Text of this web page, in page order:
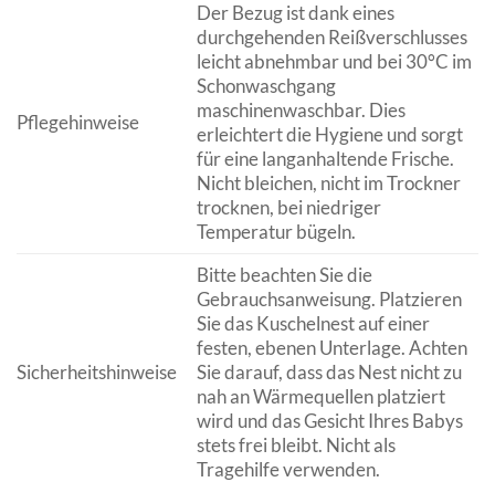
Pflegehinweise
Der Bezug ist dank eines
durchgehenden Reißverschlusses
leicht abnehmbar und bei 30°C im
Schonwaschgang
maschinenwaschbar. Dies
erleichtert die Hygiene und sorgt
für eine langanhaltende Frische.
Nicht bleichen, nicht im Trockner
trocknen, bei niedriger
Temperatur bügeln.
Sicherheitshinweise
Bitte beachten Sie die
Gebrauchsanweisung. Platzieren
Sie das Kuschelnest auf einer
festen, ebenen Unterlage. Achten
Sie darauf, dass das Nest nicht zu
nah an Wärmequellen platziert
wird und das Gesicht Ihres Babys
stets frei bleibt. Nicht als
Tragehilfe verwenden.